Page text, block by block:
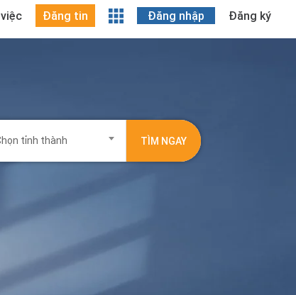
Đăng tin Đăng nhập Đăng ký
tỉnh thành TÌM NGAY